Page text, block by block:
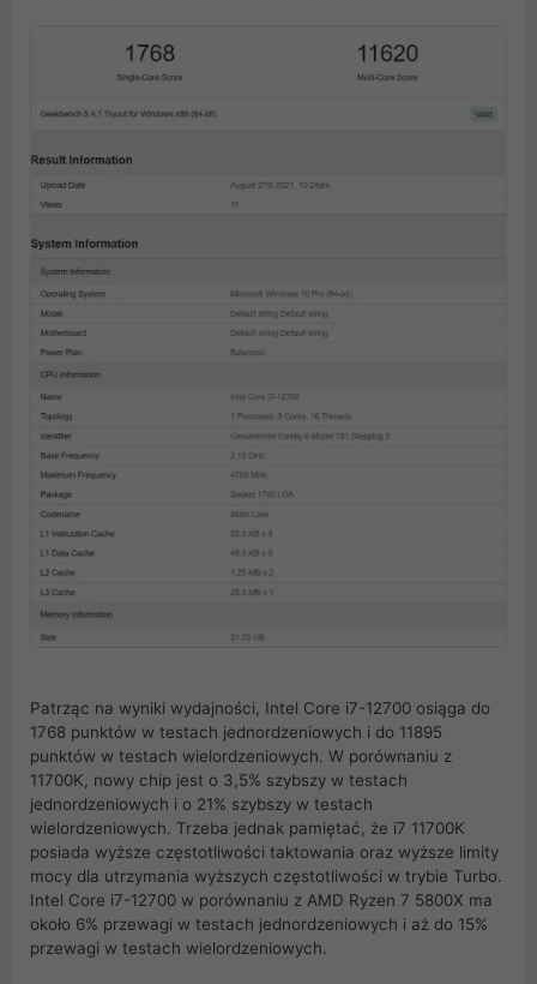
Patrząc na wyniki wydajności, Intel Core i7-12700 osiąga do
1768 punktów w testach jednordzeniowych i do 11895
punktów w testach wielordzeniowych. W porównaniu z
11700K, nowy chip jest o 3,5% szybszy w testach
jednordzeniowych i o 21% szybszy w testach
wielordzeniowych. Trzeba jednak pamiętać, że i7 11700K
posiada wyższe częstotliwości taktowania oraz wyższe limity
mocy dla utrzymania wyższych częstotliwości w trybie Turbo.
Intel Core i7-12700 w porównaniu z AMD Ryzen 7 5800X ma
około 6% przewagi w testach jednordzeniowych i aż do 15%
przewagi w testach wielordzeniowych.